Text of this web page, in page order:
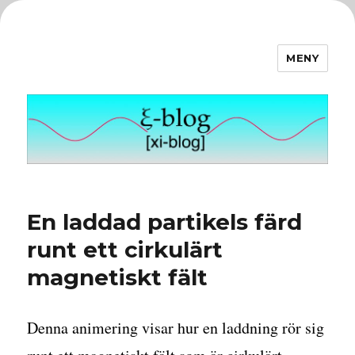
MENY
En laddad partikels färd
runt ett cirkulärt
magnetiskt fält
Denna animering visar hur en laddning rör sig